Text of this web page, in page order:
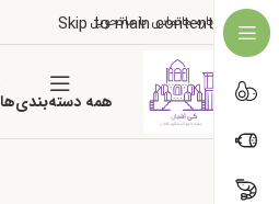
Skip to main content
درباره ماتماس با ماتحویل
همه دسته‌بندی‌ها